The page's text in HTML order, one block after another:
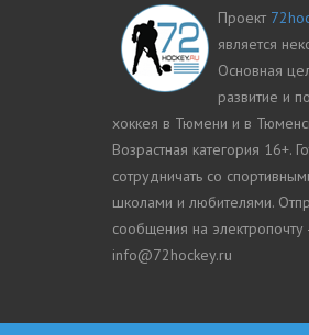
Проект
является
Основная
развитие и
хоккея в Тюмени и в
Возрастная категория 16+.
сотрудничать со
школами и любителями.
сообщения на электропочту
info@72hockey.ru